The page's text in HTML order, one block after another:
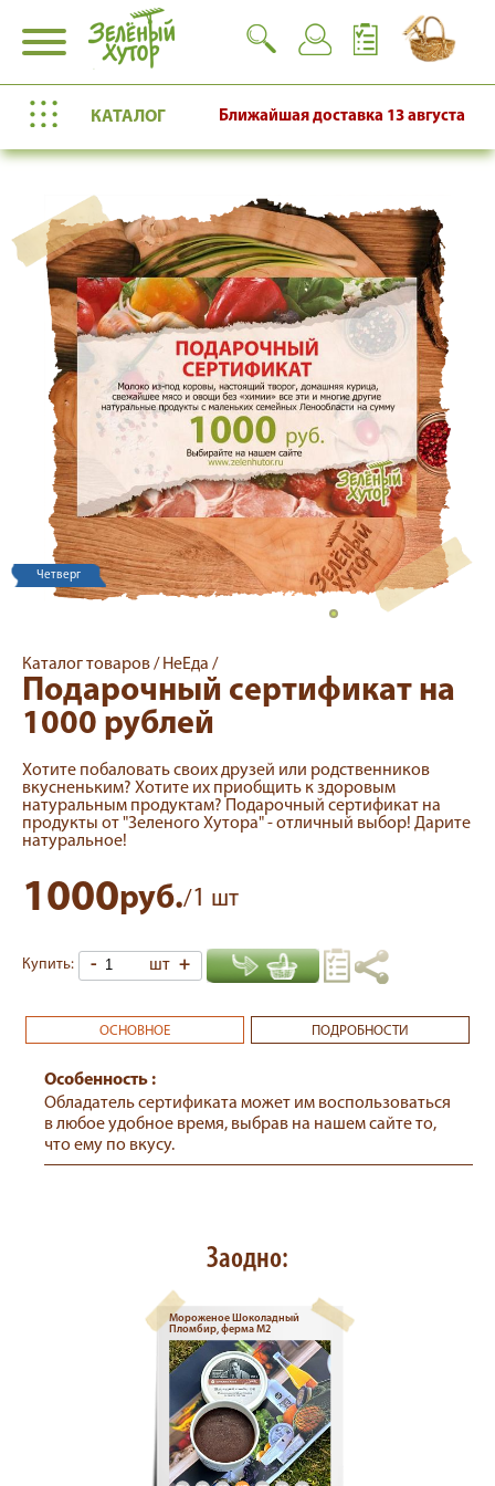
КАТАЛОГ Ближайшая доставка 13 августа
Четверг
Каталог товаров / НеЕда /
Подарочный сертификат на
1000 рублей
Хотите побаловать своих друзей или родственников
вкусненьким? Хотите их приобщить к здоровым
натуральным продуктам? Подарочный сертификат на
продукты от "Зеленого Хутора" - отличный выбор! Дарите
натуральное!
1000руб./1 шт
Купить: - шт +
ОСНОВНОЕ ПОДРОБНОСТИ
Особенность :
Обладатель сертификата может им воспользоваться
в любое удобное время, выбрав на нашем сайте то,
что ему по вкусу.
Заодно:
Мороженое Шоколадный
Пломбир, ферма М2